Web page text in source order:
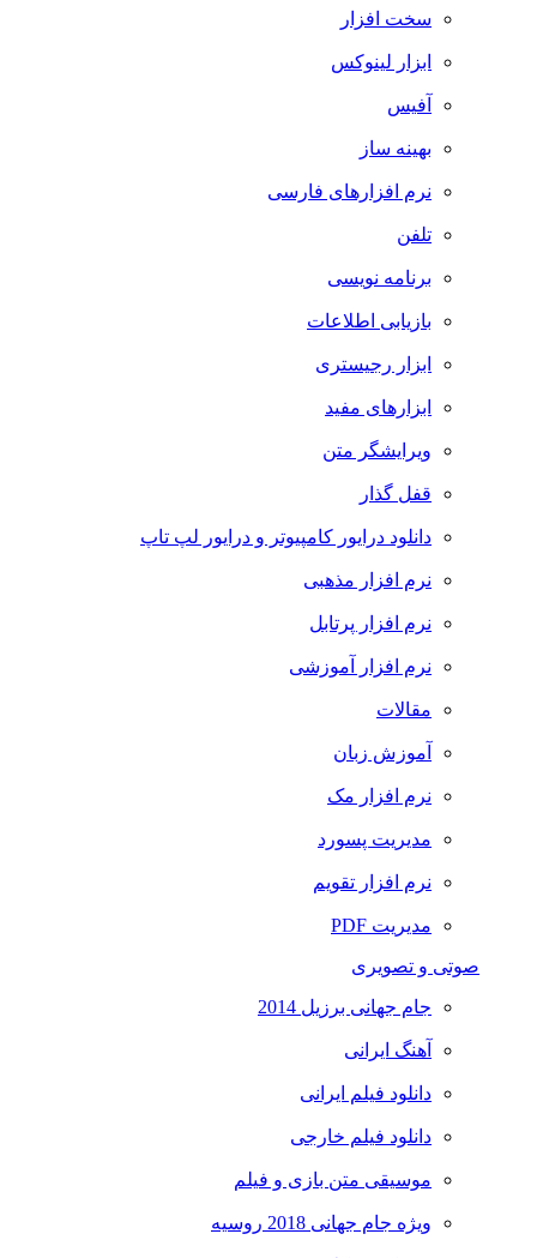
سخت افزار
ابزار لینوکس
آفیس
بهینه ساز
نرم افزارهای فارسی
تلفن
برنامه نویسی
بازیابی اطلاعات
ابزار رجیستری
ابزارهای مفید
ویرایشگر متن
قفل گذار
دانلود درایور کامپیوتر و درایور لپ تاپ
نرم افزار مذهبی
نرم افزار پرتابل
نرم افزار آموزشی
مقالات
آموزش زبان
نرم افزار مک
مدیریت پسورد
نرم افزار تقویم
مدیریت PDF
صوتی و تصویری
جام جهانی برزیل 2014
آهنگ ایرانی
دانلود فیلم ایرانی
دانلود فیلم خارجی
موسیقی متن بازی و فیلم
ویژه جام جهانی 2018 روسیه